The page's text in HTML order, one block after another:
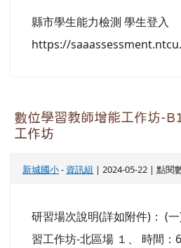
縣市學生能力檢測 學生登入
https://
數位學習教師增能工作坊-
工作坊
新城國小- 資訊組 | 2024-05-22 | 點閱
研習場次說明(詳如附件)： (
習工作坊-北區場 １、 時間：